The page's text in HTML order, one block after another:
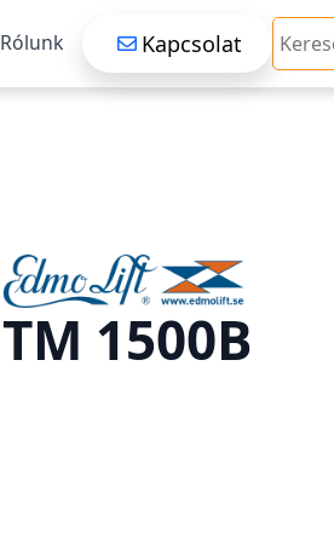
Rólunk Kapcsolat
TM 1500B